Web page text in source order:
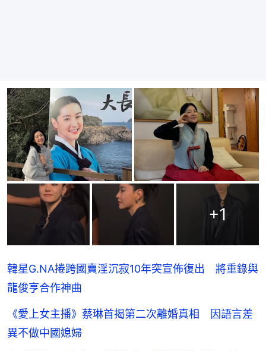
+1
韓星G.NA捲跨國賣淫沉寂10年突宣佈復出 將重錄與
龍俊亨合作神曲
《愛上女主播》蔡琳首揭第二次離婚真相 因語言差
異不做中國媳婦